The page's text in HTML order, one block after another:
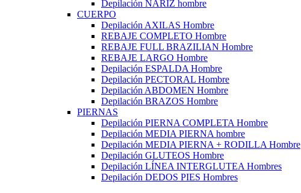
Depilación NARIZ hombre
CUERPO
Depilación AXILAS Hombre
REBAJE COMPLETO Hombre
REBAJE FULL BRAZILIAN Hombre
REBAJE LARGO Hombre
Depilación ESPALDA Hombre
Depilación PECTORAL Hombre
Depilación ABDOMEN Hombre
Depilación BRAZOS Hombre
PIERNAS
Depilación PIERNA COMPLETA Hombre
Depilación MEDIA PIERNA hombre
Depilación MEDIA PIERNA + RODILLA Hombre
Depilación GLUTEOS Hombre
Depilación LÍNEA INTERGLUTEA Hombres
Depilación DEDOS PIES Hombres